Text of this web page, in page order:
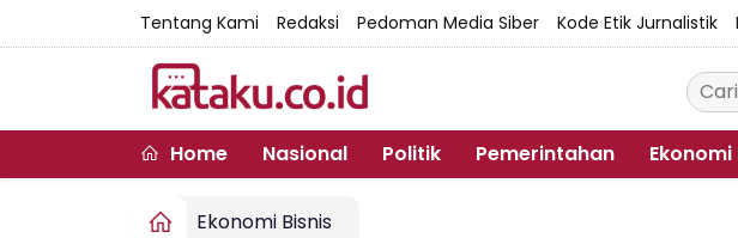
Tentang Kami Redaksi Pedoman Media Siber Kode Etik Jurnalistik
Home Nasional Politik Pemerintahan Ekonomi
Ekonomi Bisnis